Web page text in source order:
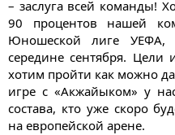
– заслуга всей команды!
90 процентов нашей
Юношеской лиге УЕФА,
середине сентября.
хотим пройти как можно
игре с «Акжайыком» у
состава, кто уже скоро
на европейской арене.